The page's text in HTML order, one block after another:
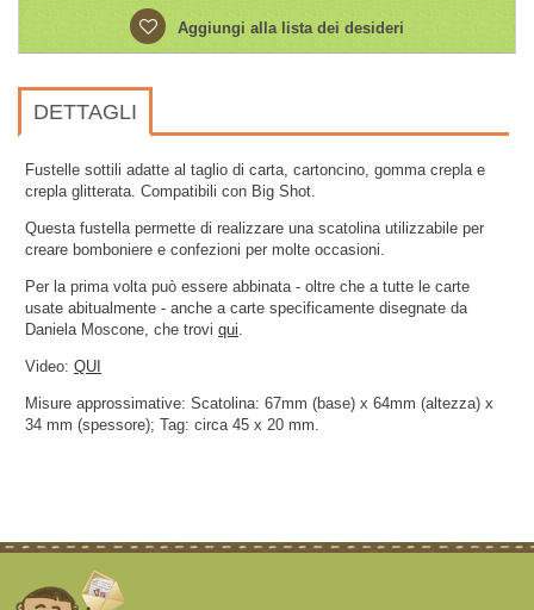
Aggiungi alla lista dei desideri
DETTAGLI
Fustelle sottili adatte al taglio di carta, cartoncino, gomma crepla e
crepla glitterata. Compatibili con Big Shot.
Questa fustella permette di realizzare una scatolina utilizzabile per
creare bomboniere e confezioni per molte occasioni.
Per la prima volta può essere abbinata - oltre che a tutte le carte
usate abitualmente - anche a carte specificamente disegnate da
Daniela Moscone, che trovi qui.
Video: QUI
Misure approssimative: Scatolina: 67mm (base) x 64mm (altezza) x
34 mm (spessore); Tag: circa 45 x 20 mm.